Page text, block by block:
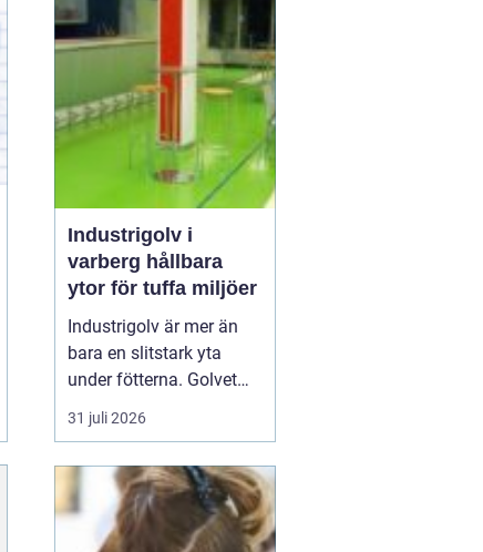
När rätt pump sit...
Industrigolv i
varberg hållbara
ytor för tuffa miljöer
Industrigolv är mer än
bara en slitstark yta
under fötterna. Golvet
påverkar säkerhet,
arbetsmiljö, hygien,
med hur effektivt en
verksamhet kan arbeta. I
en stad som Varberg, där
31 juli 2026